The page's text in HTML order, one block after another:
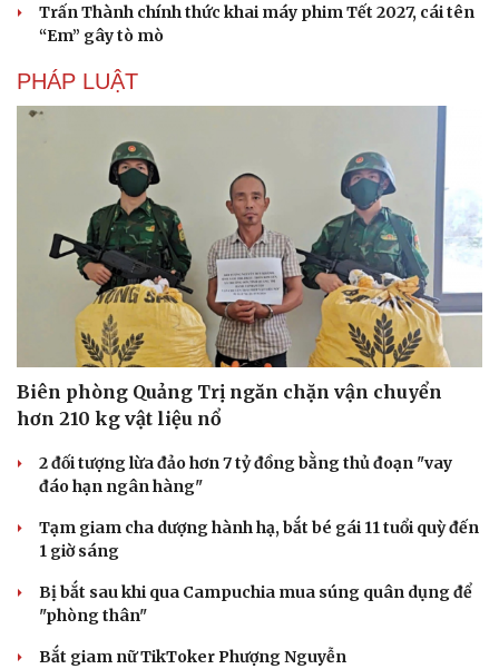
Trấn Thành chính thức khai máy phim Tết 2027, cái tên
“Em” gây tò mò
PHÁP LUẬT
Biên phòng Quảng Trị ngăn chặn vận chuyển
hơn 210 kg vật liệu nổ
2 đối tượng lừa đảo hơn 7 tỷ đồng bằng thủ đoạn "vay
đáo hạn ngân hàng"
Tạm giam cha dượng hành hạ, bắt bé gái 11 tuổi quỳ đến
1 giờ sáng
Bị bắt sau khi qua Campuchia mua súng quân dụng để
"phòng thân"
Bắt giam nữ TikToker Phượng Nguyễn